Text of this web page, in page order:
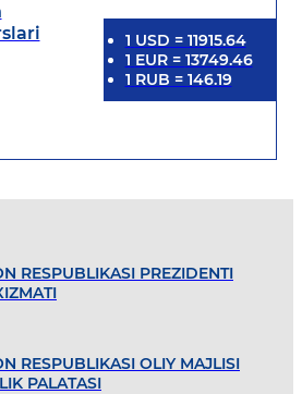
1 USD = 11915.64
1 EUR= 13749.46
1 RUB = 146.19
RESPUBLIKASI PREZIDENTI
RESPUBLIKASI OLIY MAJLISI
PALATASI